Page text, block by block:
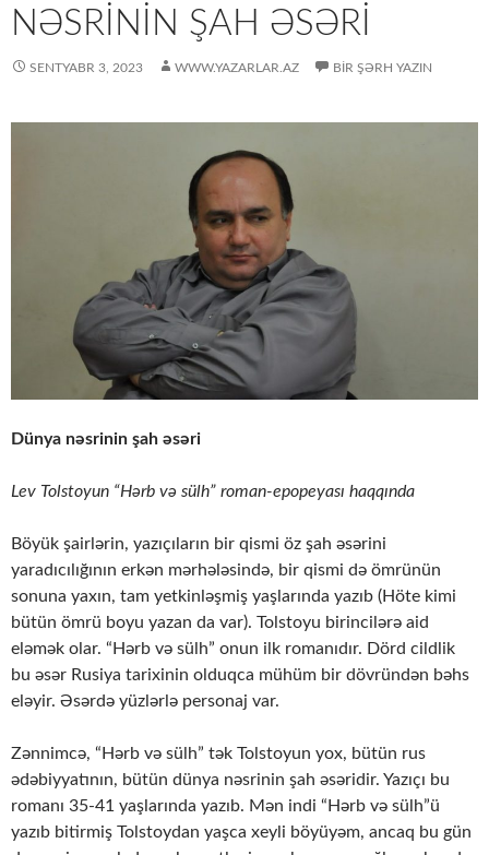
NƏSRININ ŞAH ƏSƏRI
SENTYABR 3, 2023 WWW.YAZARLAR.AZ BIR ŞƏRH YAZIN
Dünya nəsrinin şah əsəri
Lev Tolstoyun “Hərb və sülh” roman-epopeyası haqqında
Böyük şairlərin, yazıçıların bir qismi öz şah əsərini
yaradıcılığının erkən mərhələsində, bir qismi də ömrünün
sonuna yaxın, tam yetkinləşmiş yaşlarında yazıb (Höte kimi
bütün ömrü boyu yazan da var). Tolstoyu birincilərə aid
eləmək olar. “Hərb və sülh” onun ilk romanıdır. Dörd cildlik
bu əsər Rusiya tarixinin olduqca mühüm bir dövründən bəhs
eləyir. Əsərdə yüzlərlə personaj var.
Zənnimcə, “Hərb və sülh” tək Tolstoyun yox, bütün rus
ədəbiyyatının, bütün dünya nəsrinin şah əsəridir. Yazıçı bu
romanı 35-41 yaşlarında yazıb. Mən indi “Hərb və sülh”ü
yazıb bitirmiş Tolstoydan yaşca xeyli böyüyəm, ancaq bu gün